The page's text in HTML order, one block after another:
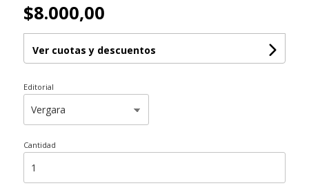
$8.000,00
Ver cuotas y descuentos
Editorial
Cantidad